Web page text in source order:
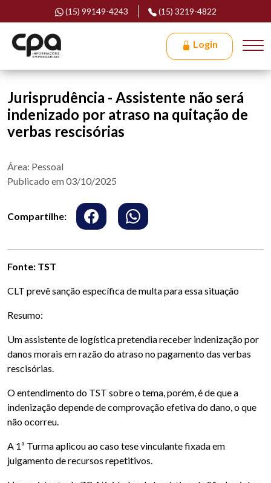
(15) 99149-4243 (15) 3219-4822
Login
Jurisprudência - Assistente não será
indenizado por atraso na quitação de
verbas rescisórias
Área: Pessoal
Publicado em 03/10/2025
Compartilhe:
Fonte: TST
CLT prevê sanção específica de multa para essa situação
Resumo:
Um assistente de logística pretendia receber indenização por
danos morais em razão do atraso no pagamento das verbas
rescisórias.
O entendimento do TST sobre o tema, porém, é de que a
indenização depende de comprovação efetiva do dano, o que
não ocorreu.
A 1ª Turma aplicou ao caso tese vinculante fixada em
julgamento de recursos repetitivos.